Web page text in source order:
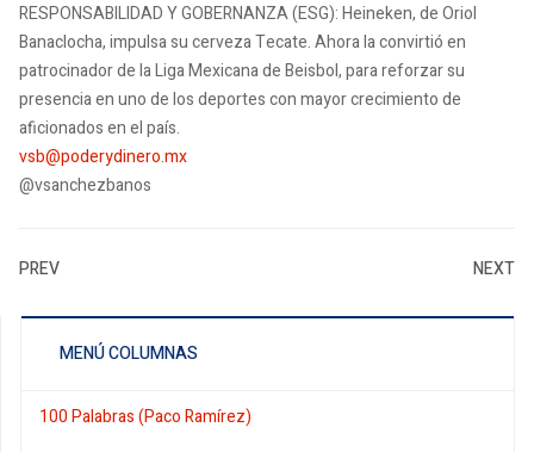
RESPONSABILIDAD Y GOBERNANZA (ESG): Heineken, de Oriol
Banaclocha, impulsa su cerveza Tecate. Ahora la convirtió en
patrocinador de la Liga Mexicana de Beisbol, para reforzar su
presencia en uno de los deportes con mayor crecimiento de
aficionados en el país.
vsb@poderydinero.mx
@vsanchezbanos
PREV NEXT
MENÚ COLUMNAS
100 Palabras (Paco Ramírez)